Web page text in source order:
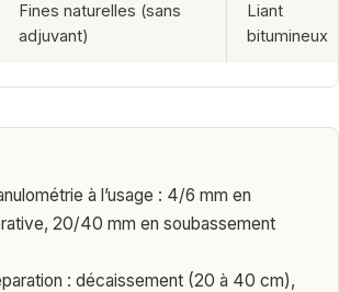
Fines naturelles (sans
adjuvant)
Liant
bitumineux
à l’usage : 4/6 mm en
20/40 mm en soubassement
: décaissement (20 à 40 cm),